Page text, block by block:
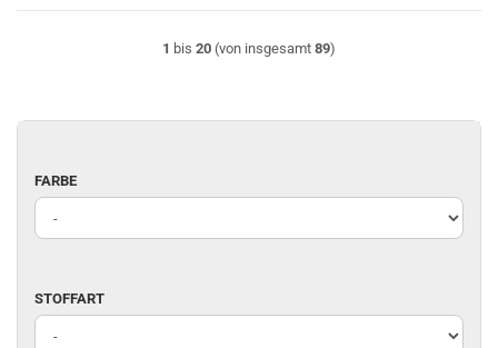
1 bis 20 (von insgesamt 89)
FARBE
FARBE
STOFFART
STOFFART